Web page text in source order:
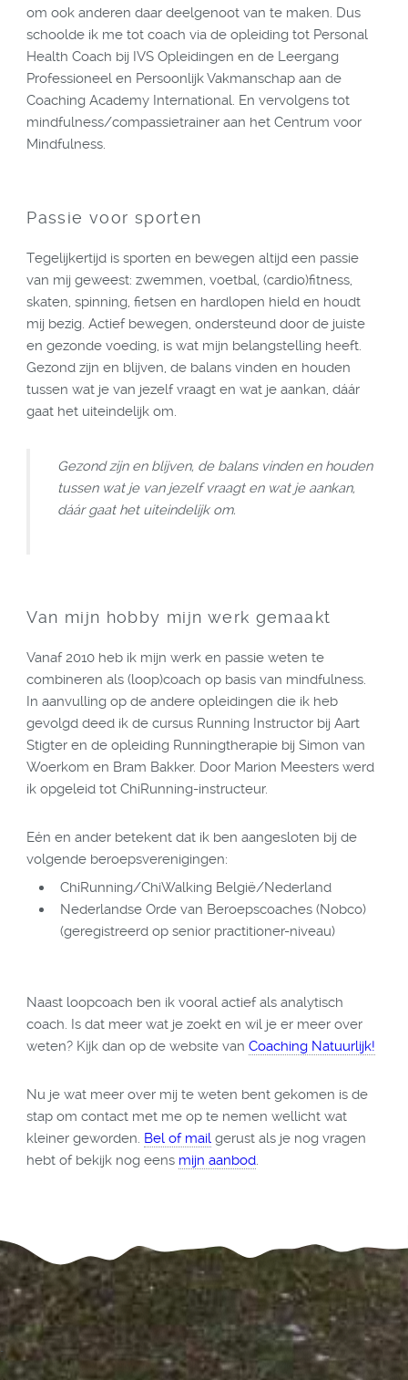
om ook anderen daar deelgenoot van te maken. Dus
schoolde ik me tot coach via de opleiding tot Personal
Health Coach bij IVS Opleidingen en de Leergang
Professioneel en Persoonlijk Vakmanschap aan de
Coaching Academy International. En vervolgens tot
mindfulness/compassietrainer aan het Centrum voor
Mindfulness.
Passie voor sporten
Tegelijkertijd is sporten en bewegen altijd een passie
van mij geweest: zwemmen, voetbal, (cardio)fitness,
skaten, spinning, fietsen en hardlopen hield en houdt
mij bezig. Actief bewegen, ondersteund door de juiste
en gezonde voeding, is wat mijn belangstelling heeft.
Gezond zijn en blijven, de balans vinden en houden
tussen wat je van jezelf vraagt en wat je aankan, dáár
gaat het uiteindelijk om.
Gezond zijn en blijven, de balans vinden en houden
tussen wat je van jezelf vraagt en wat je aankan,
dáár gaat het uiteindelijk om.
Van mijn hobby mijn werk gemaakt
Vanaf 2010 heb ik mijn werk en passie weten te
combineren als (loop)coach op basis van mindfulness.
In aanvulling op de andere opleidingen die ik heb
gevolgd deed ik de cursus Running Instructor bij Aart
Stigter en de opleiding Runningtherapie bij Simon van
Woerkom en Bram Bakker. Door Marion Meesters werd
ik opgeleid tot ChiRunning-instructeur.
Eén en ander betekent dat ik ben aangesloten bij de
volgende beroepsverenigingen:
ChiRunning/ChiWalking België/Nederland
Nederlandse Orde van Beroepscoaches (Nobco)
(geregistreerd op senior practitioner-niveau)
Naast loopcoach ben ik vooral actief als analytisch
coach. Is dat meer wat je zoekt en wil je er meer over
weten? Kijk dan op de website vanCoaching Natuurlijk!
Nu je wat meer over mij te weten bent gekomen is de
stap om contact met me op te nemen wellicht wat
kleiner geworden. Bel of mail gerust als je nog vragen
hebt of bekijk nog eens mijn aanbod.
"